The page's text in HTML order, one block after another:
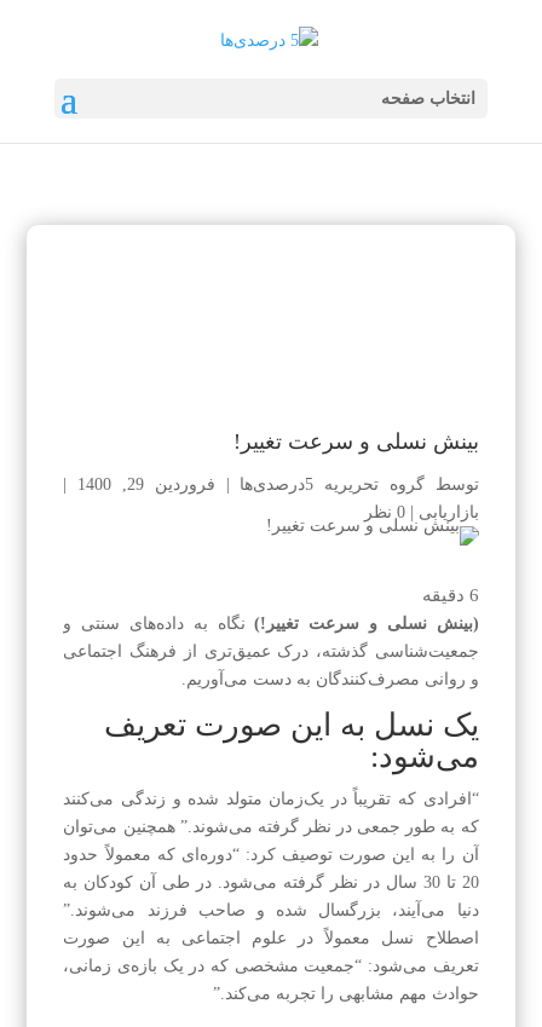
انتخاب صفحه
بینش نسلی و سرعت تغییر!
توسطگروه تحریریه 5درصدی‌ها فروردین 29, 1400
بازاریابی |0 نظر
6 دقیقه
(بینش نسلی و سرعت تغییر!)نگاه به داده‌های سنتی و
جمعیت‌شناسی گذشته، درک عمیق‌تری از فرهنگ اجتماعی
و روانی مصرف‌کنندگان به دست می‌آوریم.
یک نسل به این صورت تعریف
می‌شود:
“افرادی که تقریباً در یک‌زمان متولد شده و زندگی می‌کنند
که به طور جمعی در نظر گرفته می‌شوند.” همچنین می‌توان
آن را به این صورت توصیف کرد: “دوره‌ای که معمولاً حدود
20 تا 30 سال در نظر گرفته می‌شود. در طی آن کودکان به
دنیا می‌آیند، بزرگسال شده و صاحب فرزند می‌شوند.”
اصطلاح نسل معمولاً در علوم اجتماعی به این صورت
تعریف می‌شود: “جمعیت مشخصی که در یک بازه‌ی زمانی،
حوادث مهم مشابهی را تجربه می‌کند.”